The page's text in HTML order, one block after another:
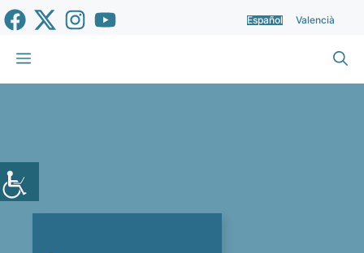
Saltar
al
contenido
Español Valencià
Menú